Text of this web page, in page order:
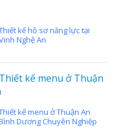
kế hồ sơ năng lực tại
Nghệ An
kế menu ở Thuận An
Dương Chuyên Nghiệp